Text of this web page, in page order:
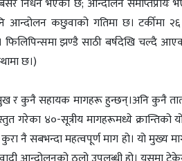
आन्दोलन कछुवाको गतिमा छ। टर्कीमा
फिलिपिन्समा झण्डै साठी बर्षदेखि चल्दै
छ।)
र कुनै सहायक मागहरू हुन्छन्।अनि कुनै
गरेका ४०-सूत्रीय मागहरूमध्ये
नै सबभन्दा महत्वपूर्ण माग हो। यो